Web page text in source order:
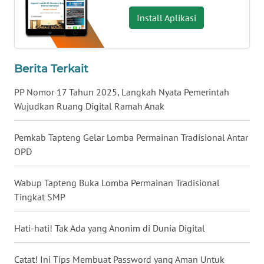
Install Aplikasi
Berita Terkait
PP Nomor 17 Tahun 2025, Langkah Nyata Pemerintah
Wujudkan Ruang Digital Ramah Anak
Pemkab Tapteng Gelar Lomba Permainan Tradisional Antar
OPD
Wabup Tapteng Buka Lomba Permainan Tradisional
Tingkat SMP
Hati-hati! Tak Ada yang Anonim di Dunia Digital
Catat! Ini Tips Membuat Password yang Aman Untuk
WN
BABEL
SUMBAR
WN
WN
LAMPUNG
WN